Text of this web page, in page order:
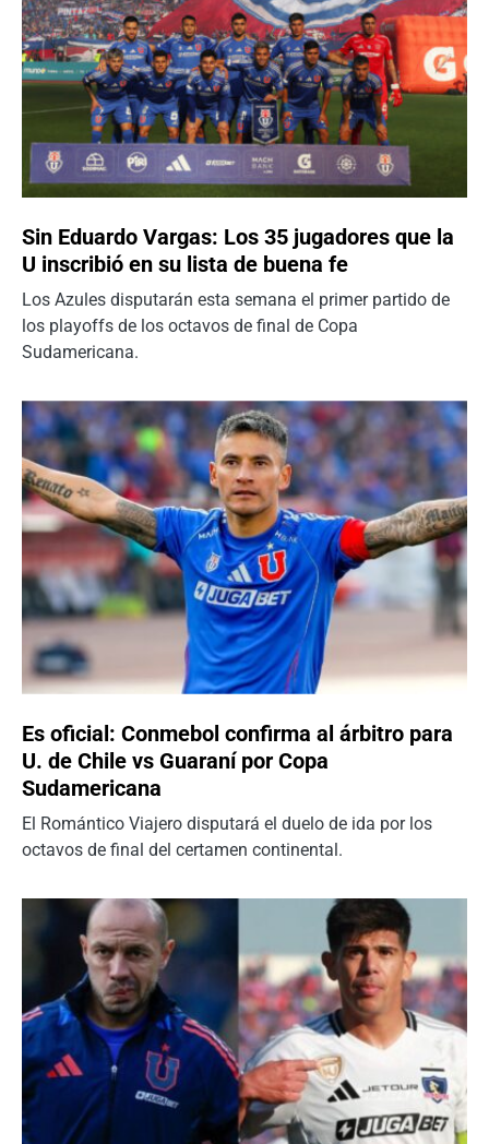
Sin Eduardo Vargas: Los 35 jugadores que la
U inscribió en su lista de buena fe
Los Azules disputarán esta semana el primer partido de
los playoffs de los octavos de final de Copa
Sudamericana.
Es oficial: Conmebol confirma al árbitro para
U. de Chile vs Guaraní por Copa
Sudamericana
El Romántico Viajero disputará el duelo de ida por los
octavos de final del certamen continental.